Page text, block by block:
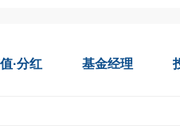
·分红 基金经理